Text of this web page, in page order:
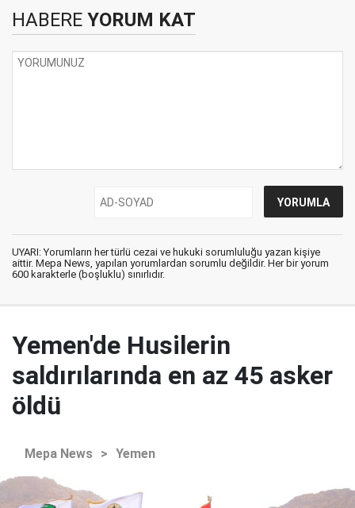
HABERE YORUM KAT
UYARI: Yorumların her türlü cezai ve hukuki sorumluluğu yazan kişiye
aittir. Mepa News, yapılan yorumlardan sorumlu değildir. Her bir yorum
600 karakterle (boşluklu) sınırlıdır.
Yemen'de Husilerin
saldırılarında en az 45 asker
öldü
Mepa News > Yemen